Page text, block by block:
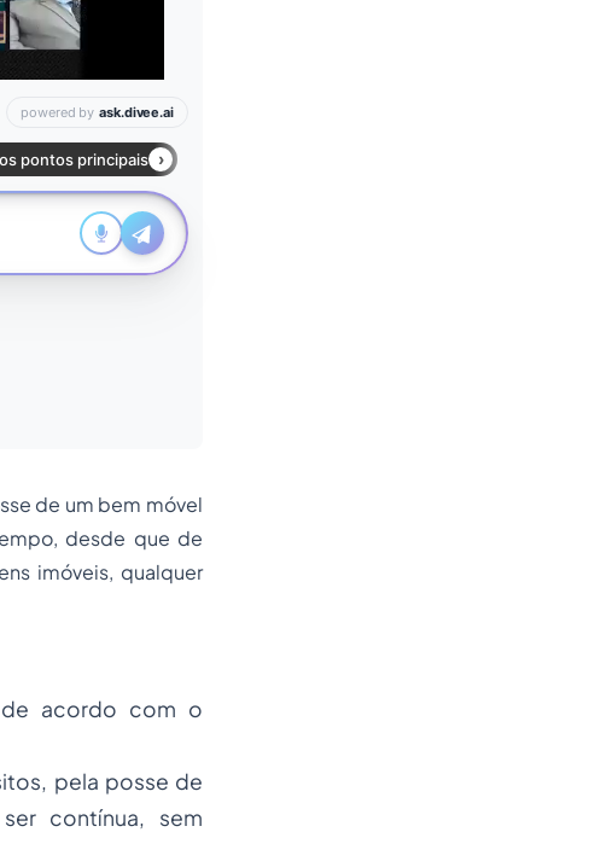
de um bem móvel
desde que de
imóveis, qualquer
de acordo com o
pela posse de
contínua, sem